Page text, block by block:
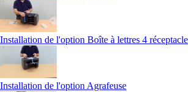
Installation de l'option Boîte à lettres 4
Installation de l'option Agrafeuse